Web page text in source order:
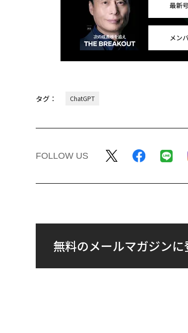
最新
メン
タグ： ChatGPT
FOLLOW US
無料のメールマガジンに